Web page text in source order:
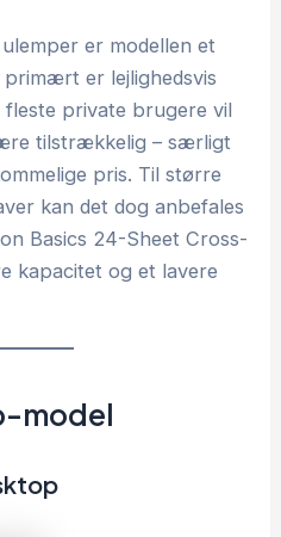
er modellen et
er lejlighedsvis
fleste private brugere vil
tilstrækkelig – særligt
pris. Til større
kan det dog anbefales
Basics 24-Sheet Cross-
kapacitet og et lavere
model